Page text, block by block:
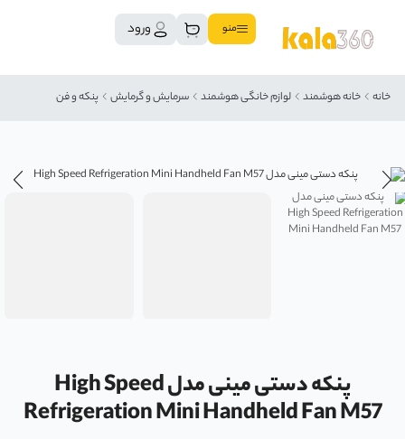
منو ورود
خانه خانه هوشمند لوازم خانگی هوشمند سرمایش و گرمایش پنکه و فن
پنکه دستی مینی مدل High Speed
Refrigeration Mini Handheld Fan M57